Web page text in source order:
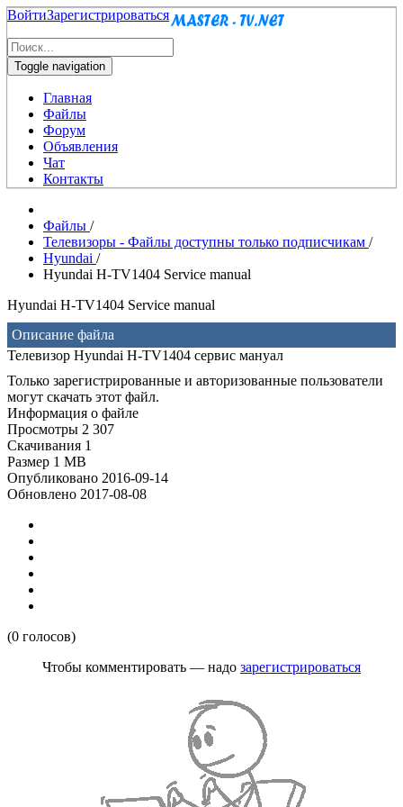
ВойтиЗарегистрироваться
Toggle navigation
Главная
Файлы
Форум
Объявления
Чат
Контакты
Файлы /
Телевизоры - Файлы доступны только подписчикам /
Hyundai /
Hyundai H-TV1404 Service manual
Hyundai H-TV1404 Service manual
Описание файла
Телевизор Hyundai H-TV1404 сервис мануал
Только зарегистрированные и авторизованные пользователи
могут скачать этот файл.
Информация о файле
Просмотры 2 307
Скачивания 1
Размер 1 MB
Опубликовано 2016-09-14
Обновлено 2017-08-08
(0 голосов)
Чтобы комментировать — надо зарегистрироваться